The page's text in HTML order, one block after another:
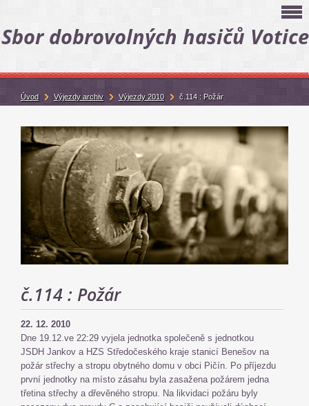
Sbor dobrovolných hasičů Votice
č.114 : Požár
22. 12. 2010
Dne 19.12.ve 22:29 vyjela jednotka společeně s jednotkou
JSDH Jankov a HZS Středočeského kraje stanicí Benešov na
požár střechy a stropu obytného domu v obci Pičín. Po příjezdu
první jednotky na místo zásahu byla zasažena požárem jedna
třetina střechy a dřevěného stropu. Na likvidaci požáru byly
Úvod Výjezdy archiv Výjezdy 2010 č.114 : Požár